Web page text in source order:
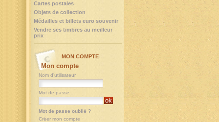
Cartes postales
Objets de collection
Médailles et billets euro souvenir
Vendre ses timbres au meilleur
prix
MON COMPTE
Mon compte
Nom d'utilisateur
Mot de passe
Mot de passe oublié ?
Créer mon compte